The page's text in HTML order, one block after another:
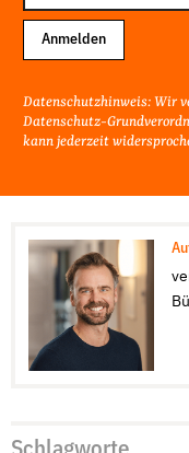
Adresse
Anmelden
Datenschutzhinweis: Wir
Datenschutz-
kann jederzeit